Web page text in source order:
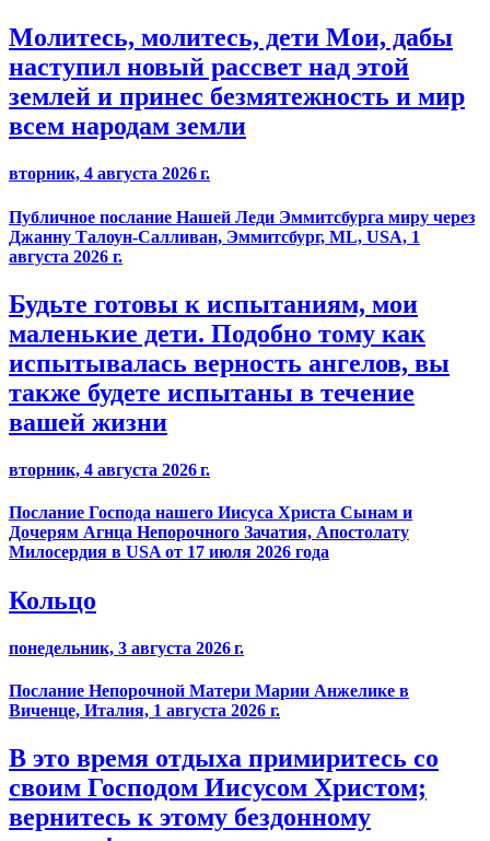
Молитесь, молитесь, дети Мои, дабы
наступил новый рассвет над этой
землей и принес безмятежность и мир
всем народам земли
вторник, 4 августа 2026 г.
Публичное послание Нашей Леди Эммитсбурга миру через
Джанну Талоун-Салливан, Эммитсбург, ML, USA, 1
августа 2026 г.
Будьте готовы к испытаниям, мои
маленькие дети. Подобно тому как
испытывалась верность ангелов, вы
также будете испытаны в течение
вашей жизни
вторник, 4 августа 2026 г.
Послание Господа нашего Иисуса Христа Сынам и
Дочерям Агнца Непорочного Зачатия, Апостолату
Милосердия в USA от 17 июля 2026 года
Кольцо
понедельник, 3 августа 2026 г.
Послание Непорочной Матери Марии Анжелике в
Виченце, Италия, 1 августа 2026 г.
В это время отдыха примиритесь со
своим Господом Иисусом Христом;
вернитесь к этому бездонному